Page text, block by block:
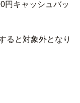
ると対象外となり